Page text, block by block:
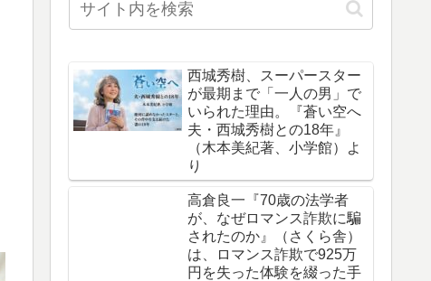
西城秀樹、スーパースター
が最期まで「一人の男」で
いられた理由。『蒼い空へ
夫・西城秀樹との18年』
（木本美紀著、小学館）よ
り
高倉良一『70歳の法学者
が、なぜロマンス詐欺に騙
されたのか』（さくら舎）
は、ロマンス詐欺で925万
円を失った体験を綴った手